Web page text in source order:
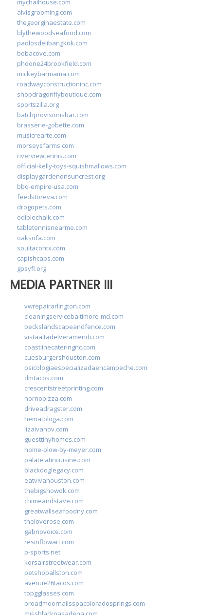
alvisgrooming.com
thegeorginaestate.com
blythewoodseafood.com
paolosdelibangkok.com
bobacove.com
phoone24brookfield.com
mickeybarmama.com
roadwayconstructioninc.com
shopdragonflyboutique.com
sportszilla.org
batchprovisionsbar.com
brasserie-gobette.com
musicrearte.com
morseysfarms.com
riverviewtennis.com
official-kelly-toys-squishmallows.com
displaygardenonsuncrest.org
bbq-empire-usa.com
feedstoreva.com
drogopets.com
ediblechalk.com
tabletennisnearme.com
oaksofa.com
soultacohtx.com
capishcaps.com
gpsyfl.org
MEDIA PARTNER III
vwrepairarlington.com
cleaningservicebaltimore-md.com
beckslandscapeandfence.com
vistaaltadelveramendi.com
coastlinecateringnc.com
cuesburgershouston.com
psicologiaespecializadaencampeche.com
dmtacos.com
crescentstreetprinting.com
hornopizza.com
driveadragster.com
hematologa.com
lizaivanov.com
guesttinyhomes.com
home-plow-by-meyer.com
palatelatincuisine.com
blackdoglegacy.com
eatvivahouston.com
thebigshowok.com
chimeandstave.com
greatwallseafoodny.com
theloverose.com
gabriovoice.com
resinflowart.com
p-sports.net
korsairstreetwear.com
petshopallston.com
avenue26tacos.com
topgglasses.com
broadmoornailsspacoloradosprings.com